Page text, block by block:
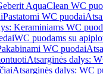
AquaClean WC
Pastatomi WC puodai
Keraminiams WC
WC puodams su
WC puodai
Atsarginės dalys:
Atsarginės dalys: WC